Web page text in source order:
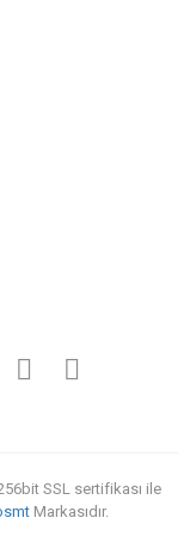
SSL sertifikası ile
Markasıdır.